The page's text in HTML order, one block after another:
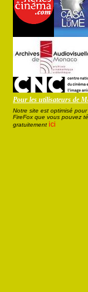
Pour les utilisateurs de
Notre site est optimisé
FireFox que vous pouvez
gratuitement ici